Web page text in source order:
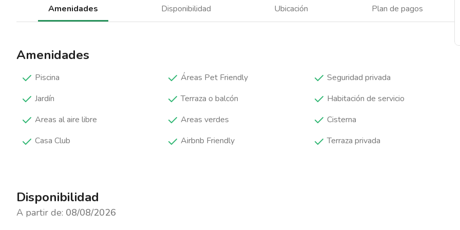
Amenidades Disponibilidad Ubicación Plan de pagos
Amenidades
Piscina Áreas Pet Friendly
Seguridad privada
Jardín
Terraza o balcón
Habitación de servicio
Areas al aire libre
Areas verdes
Cisterna
Casa Club
Airbnb Friendly Terraza privada
Disponibilidad
A partir de: 08/08/2026